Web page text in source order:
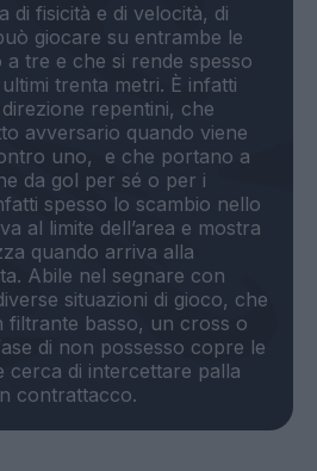
di fisicità e di velocità, di
giocare su entrambe le
tre e che si rende spesso
trenta metri. È infatti
repentini, che
avversario quando viene
uno, e che portano a
da gol per sé o per i
spesso lo scambio nello
al limite dell’area e mostra
quando arriva alla
Abile nel segnare con
situazioni di gioco, che
filtrante basso, un cross o
di non possesso copre le
cerca di intercettare palla